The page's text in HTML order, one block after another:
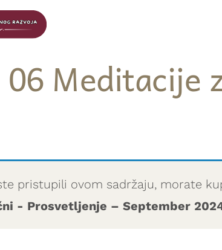
06 Meditacije
pristupili ovom sadržaju, morate
- Prosvetljenje – September